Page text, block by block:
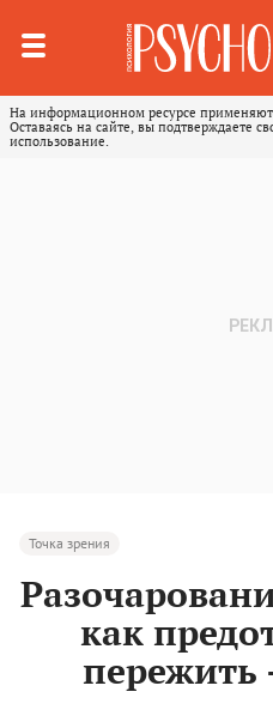
На информационном ресурсе
Оставаясь на сайте, вы подтверждаете
использование.
Точка зрения
как
пережить